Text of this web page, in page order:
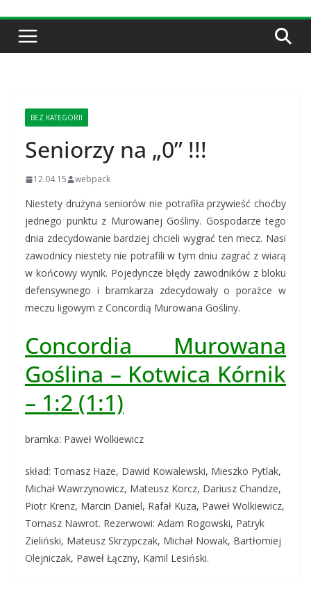
BEZ KATEGORII
Seniorzy na „0” !!!
12.04.15 webpack
Niestety drużyna seniorów nie potrafiła przywieść choćby
jednego punktu z Murowanej Gośliny. Gospodarze tego
dnia zdecydowanie bardziej chcieli wygrać ten mecz. Nasi
zawodnicy niestety nie potrafili w tym dniu zagrać z wiarą
w końcowy wynik. Pojedyncze błędy zawodników z bloku
defensywnego i bramkarza zdecydowały o porażce w
meczu ligowym z Concordią Murowana Gośliny.
Concordia Murowana
Goślina – Kotwica Kórnik
– 1:2 (1:1)
bramka: Paweł Wolkiewicz
skład: Tomasz Haze, Dawid Kowalewski, Mieszko Pytlak,
Michał Wawrzynowicz, Mateusz Korcz, Dariusz Chandze,
Piotr Krenz, Marcin Daniel, Rafał Kuza, Paweł Wolkiewicz,
Tomasz Nawrot. Rezerwowi: Adam Rogowski, Patryk
Zieliński, Mateusz Skrzypczak, Michał Nowak, Bartłomiej
Olejniczak, Paweł Łączny, Kamil Lesiński.